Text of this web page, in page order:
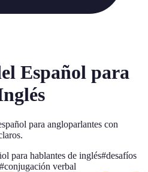
Español para
para angloparlantes con
para hablantes de inglés#desafíos
#conjugación verbal